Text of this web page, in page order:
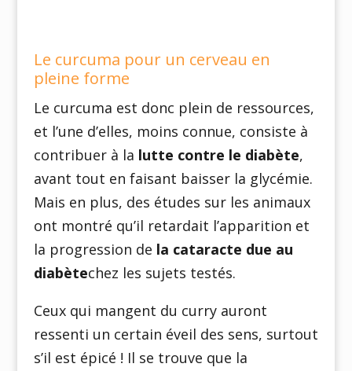
Le curcuma pour un cerveau en
pleine forme
Le curcuma est donc plein de ressources,
et l’une d’elles, moins connue, consiste à
contribuer à la lutte contre le diabète,
avant tout en faisant baisser la glycémie.
Mais en plus, des études sur les animaux
ont montré qu’il retardait l’apparition et
la progression de la cataracte due au
diabètechez les sujets testés.
Ceux qui mangent du curry auront
ressenti un certain éveil des sens, surtout
s’il est épicé ! Il se trouve que la